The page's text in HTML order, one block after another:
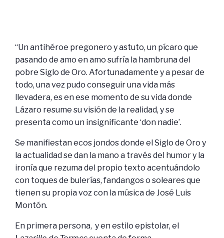
“Un antihéroe pregonero y astuto, un pícaro que
pasando de amo en amo sufría la hambruna del
pobre Siglo de Oro. Afortunadamente y a pesar de
todo, una vez pudo conseguir una vida más
llevadera, es en ese momento de su vida donde
Lázaro resume su visión de la realidad, y se
presenta como un insignificante ‘don nadie’.
Se manifiestan ecos jondos donde el Siglo de Oro y
la actualidad se dan la mano a través del humor y la
ironía que rezuma del propio texto acentuándolo
con toques de bulerías, fandangos o soleares que
tienen su propia voz con la música de José Luis
Montón.
En primera persona, y en estilo epistolar, el